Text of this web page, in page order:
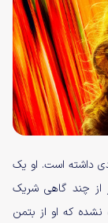
داشته است. او یک
از چند گاهی شریک
که او از بتمن